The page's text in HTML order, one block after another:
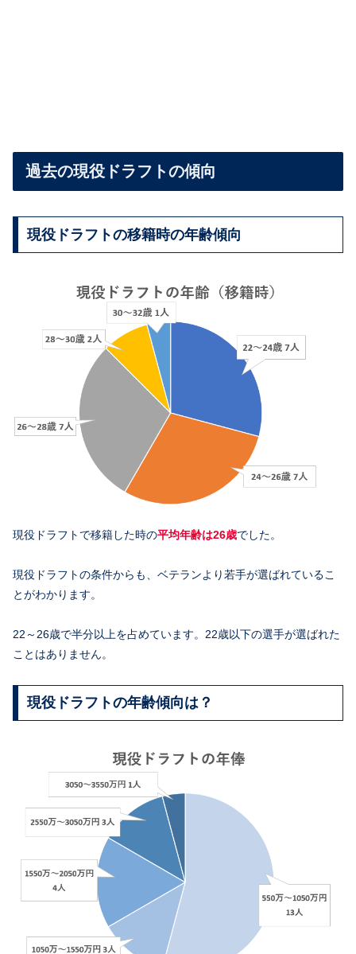
過去の現役ドラフトの傾向
現役ドラフトの移籍時の年齢傾向
現役ドラフトで移籍した時の平均年齢は26歳でした。
現役ドラフトの条件からも、ベテランより若手が選ばれているこ
とがわかります。
22～26歳で半分以上を占めています。22歳以下の選手が選ばれた
ことはありません。
現役ドラフトの年齢傾向は？